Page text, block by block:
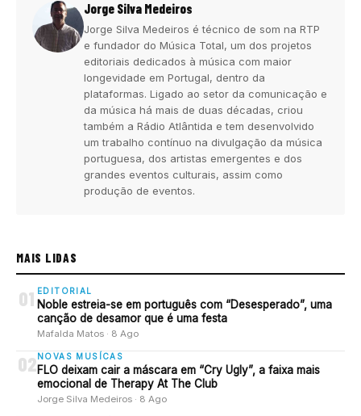
Jorge Silva Medeiros
Jorge Silva Medeiros é técnico de som na RTP
e fundador do Música Total, um dos projetos
editoriais dedicados à música com maior
longevidade em Portugal, dentro da
plataformas. Ligado ao setor da comunicação e
da música há mais de duas décadas, criou
também a Rádio Atlântida e tem desenvolvido
um trabalho contínuo na divulgação da música
portuguesa, dos artistas emergentes e dos
grandes eventos culturais, assim como
produção de eventos.
MAIS LIDAS
01 EDITORIAL
Noble estreia-se em português com “Desesperado”, uma
canção de desamor que é uma festa
Mafalda Matos · 8 Ago
02 NOVAS MUSÍCAS
FLO deixam cair a máscara em “Cry Ugly”, a faixa mais
emocional de Therapy At The Club
Jorge Silva Medeiros · 8 Ago